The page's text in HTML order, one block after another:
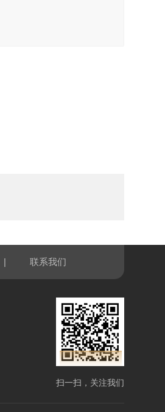
| 联系我们
扫一扫，关注我们